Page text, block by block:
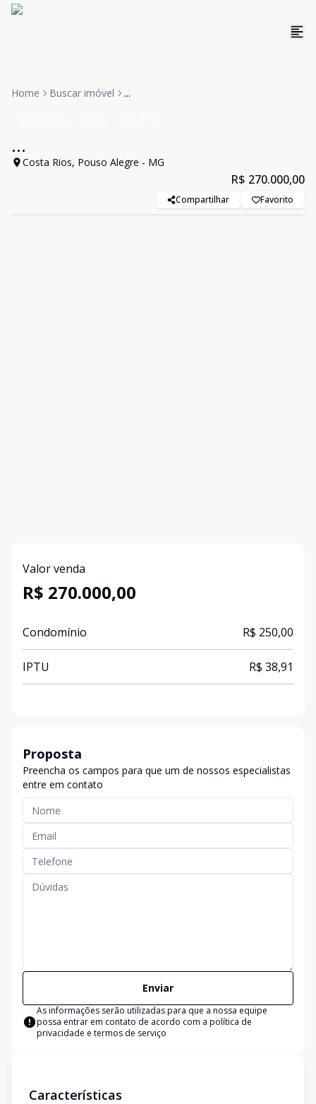
Home Buscar imóvel ...
...
Costa Rios, Pouso Alegre - MG
R$ 270.000,00
Compartilhar Favorito
Valor venda
R$ 270.000,00
Condomínio R$ 250,00
IPTU R$ 38,91
Proposta
Preencha os campos para que um de nossos especialistas
entre em contato
Enviar
As informações serão utilizadas para que a nossa equipe
possa entrar em contato de acordo com a política de
privacidade e termos de serviço
Características